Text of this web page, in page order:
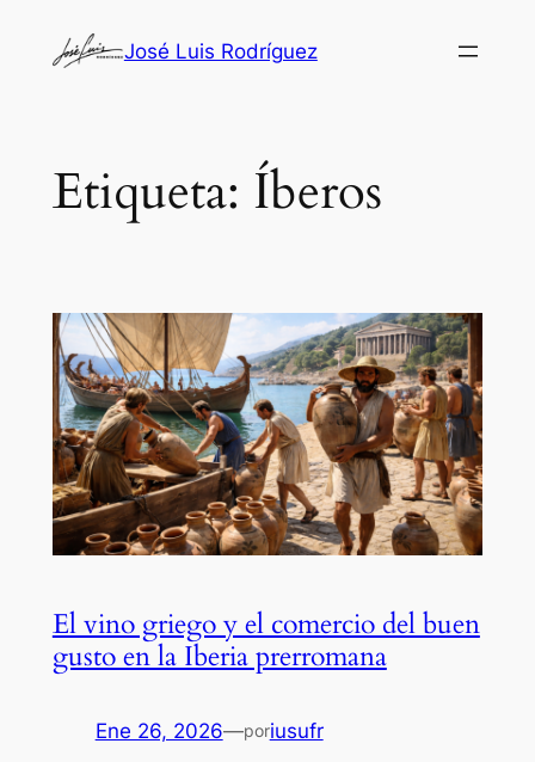
José Luis Rodríguez
Etiqueta: Íberos
El vino griego y el comercio del buen
gusto en la Iberia prerromana
Ene 26, 2026—poriusufr